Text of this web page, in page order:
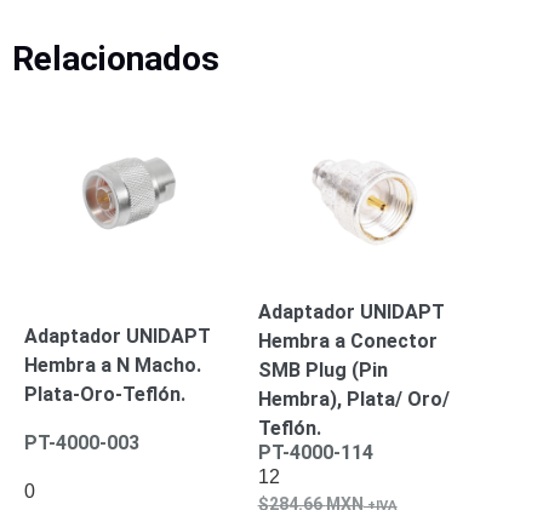
RespaldoInyectores
de Largo
AlcanceUPS
- No Break
IP
MegapixelTurboHD
de 4
de 8
Relacionados
Adaptador UNIDAPT
Hembra a N Macho.
Plata-Oro-Teflón.
PT-4000-003
0
Adaptador UNIDAPT
Hembra a Conector
SMB Plug (Pin
Hembra), Plata/ Oro/
Teflón.
PT-4000-114
12
284.66MXN